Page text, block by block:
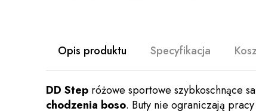
Opis produktu Specyfikacja
DD Step różowe sportowe szybkoschnące
chodzenia boso. Buty nie ograniczają